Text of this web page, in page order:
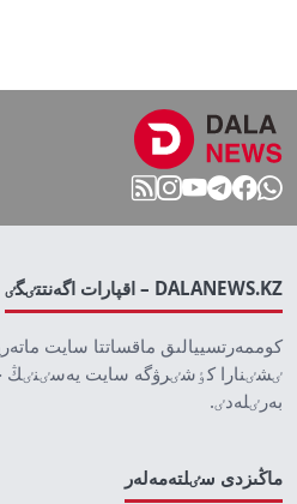
DALANEWS.KZ – اقپارات اگەنتتٸگٸ
كوممەرتسييالىق ماقساتتا سايت
ٸشٸنارا كٶشٸرۋگە سايت يەسٸنٸڭ
بەرٸلەدٸ.
ماڭىزدى سٸلتەمەلەر